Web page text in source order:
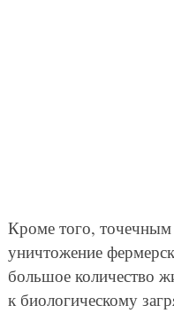
Кроме того,
уничтожение
большое количество
к биологическому